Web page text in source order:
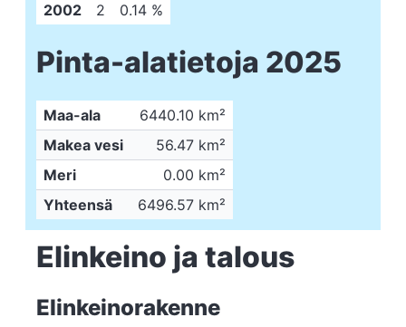
2002 2 0.14 %
Pinta-alatietoja 2025
Maa-ala
6440.10 km²
Makea vesi
56.47 km²
Meri
0.00 km²
Yhteensä
6496.57 km²
Elinkeino ja talous
Elinkeinorakenne